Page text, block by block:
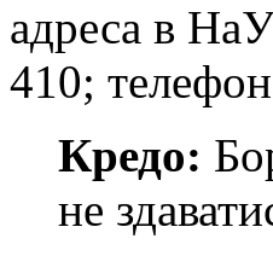
адреса в
410;
Кредо:
не